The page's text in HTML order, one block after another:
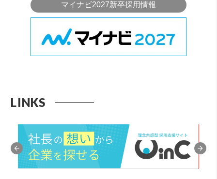
マイナビ2027新卒採用情報
LINKS